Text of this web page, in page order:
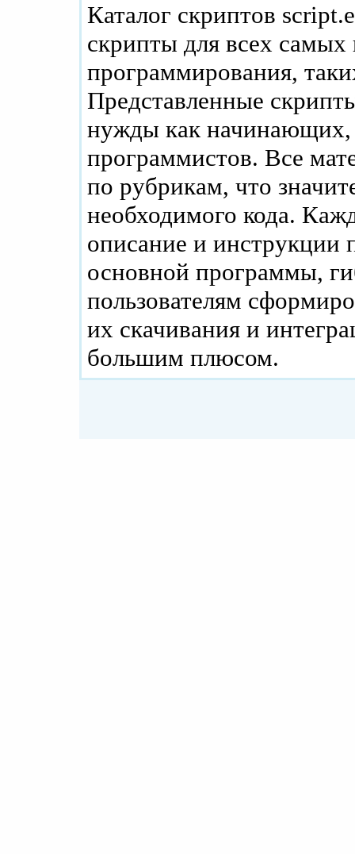
Каталог скриптов
скрипты для всех
программирования,
Представленные
нужды как начинающих,
программистов. Все
по рубрикам, что
необходимого кода.
описание и инструкции
основной программы,
пользователям
их скачивания и
большим плюсом.